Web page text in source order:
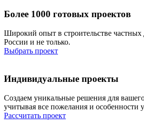
Более 1000 готовых проектов
Широкий опыт в строительстве частных
России и не только.
Выбрать проект
Индивидуальные проекты
Создаем уникальные решения для
учитывая все пожелания и особенности
Рассчитать проект